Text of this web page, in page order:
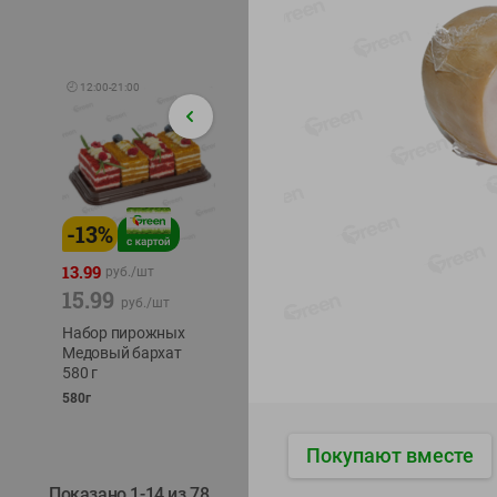
🕘 12:00-21:00
-13%
13.99 руб./шт
15.99 руб./шт
Набор пирожных
Медовый бархат
580 г
580г
Покупают вместе